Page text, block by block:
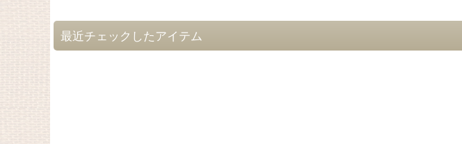
最近チェックしたアイテム